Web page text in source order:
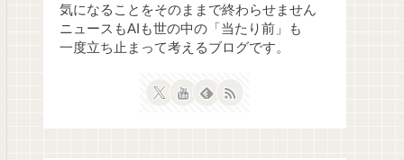
気になることをそのままで終わらせません
ニュースもAIも世の中の「当たり前」も
一度立ち止まって考えるブログです。